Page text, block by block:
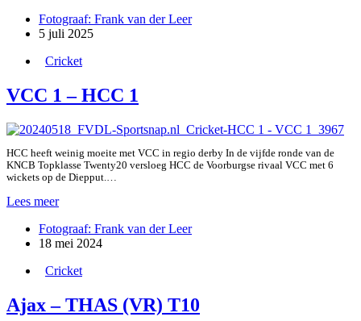
–
Kampong
Fotograaf: Frank van der Leer
5 juli 2025
Cricket
VCC 1 – HCC 1
HCC heeft weinig moeite met VCC in regio derby In de vijfde ronde van de
KNCB Topklasse Twenty20 versloeg HCC de Voorburgse rivaal VCC met 6
wickets op de Diepput.…
Lees meerVCC
–
HCC
Fotograaf: Frank van der Leer
18 mei 2024
Cricket
Ajax – THAS (VR) T10